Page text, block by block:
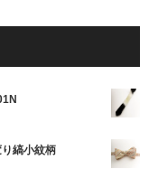
縞小紋柄